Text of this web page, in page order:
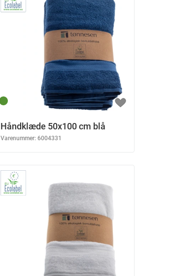
Håndklæde 50x100 cm blå
Varenummer: 6004331